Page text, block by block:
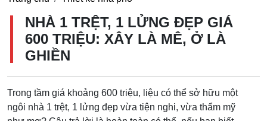
NHÀ 1 TRỆT, 1 LỬNG ĐẸP GIÁ
600 TRIỆU: XÂY LÀ MÊ, Ở LÀ
GHIỀN
Trong tầm giá khoảng 600 triệu, liệu có thể sở hữu một
ngôi nhà 1 trệt, 1 lửng đẹp vừa tiện nghi, vừa thẩm mỹ